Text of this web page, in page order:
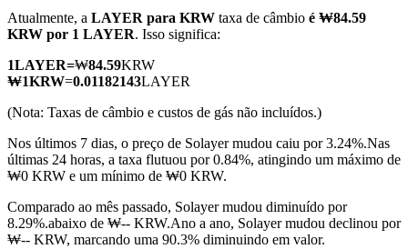
Derivativos de ações, câmbio, metais preciosos e commodities
Futuros usando USDC como garantia
Atualmente, a LAYER para KRW taxa de câmbio é ₩84.59
KRW por 1 LAYER. Isso significa:
1LAYER=₩84.59KRW
₩1KRW=0.01182143LAYER
(Nota: Taxas de câmbio e custos de gás não incluídos.)
Nos últimos 7 dias, o preço de Solayer mudou caiu por 3.24%.Nas
últimas 24 horas, a taxa flutuou por 0.84%, atingindo um máximo de
₩0 KRW e um mínimo de ₩0 KRW.
Comparado ao mês passado, Solayer mudou diminuído por
8.29%.abaixo de ₩-- KRW.Ano a ano, Solayer mudou declinou por
₩-- KRW, marcando uma 90.3% diminuindo em valor.